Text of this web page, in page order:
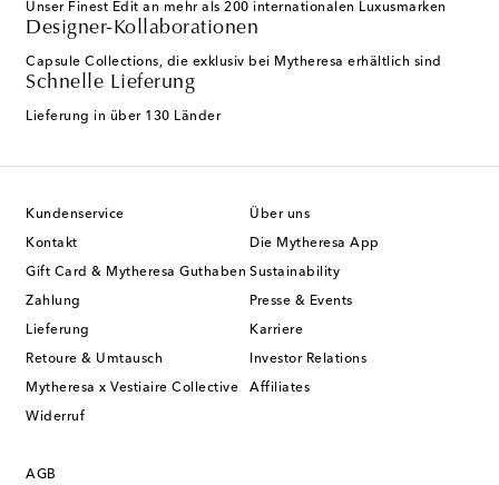
Unser Finest Edit an mehr als 200 internationalen Luxusmarken
Designer-Kollaborationen
Capsule Collections, die exklusiv bei Mytheresa erhältlich sind
Schnelle Lieferung
Lieferung in über 130 Länder
Kundenservice
Kontakt
Gift Card & Mytheresa Guthaben
Zahlung
Lieferung
Retoure & Umtausch
Mytheresa x Vestiaire Collective
Widerruf
Über uns
Die Mytheresa App
Sustainability
Presse & Events
Karriere
Investor Relations
Affiliates
AGB